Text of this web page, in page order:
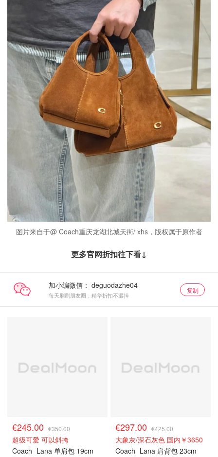
图片来自于@ Coach重庆龙湖北城天街/ xhs，版权属于原作者
更多官网折扣往下看↓
加小编微信：
每天刷刷朋友圈，精华折扣不漏掉
复制
€245.00 €350.00
超级可爱 可以斜挎
Coach Lana 单肩包 19cm
€297.00 €425.00
大象灰/深石灰色 国内￥3650
Coach Lana 肩背包 23cm